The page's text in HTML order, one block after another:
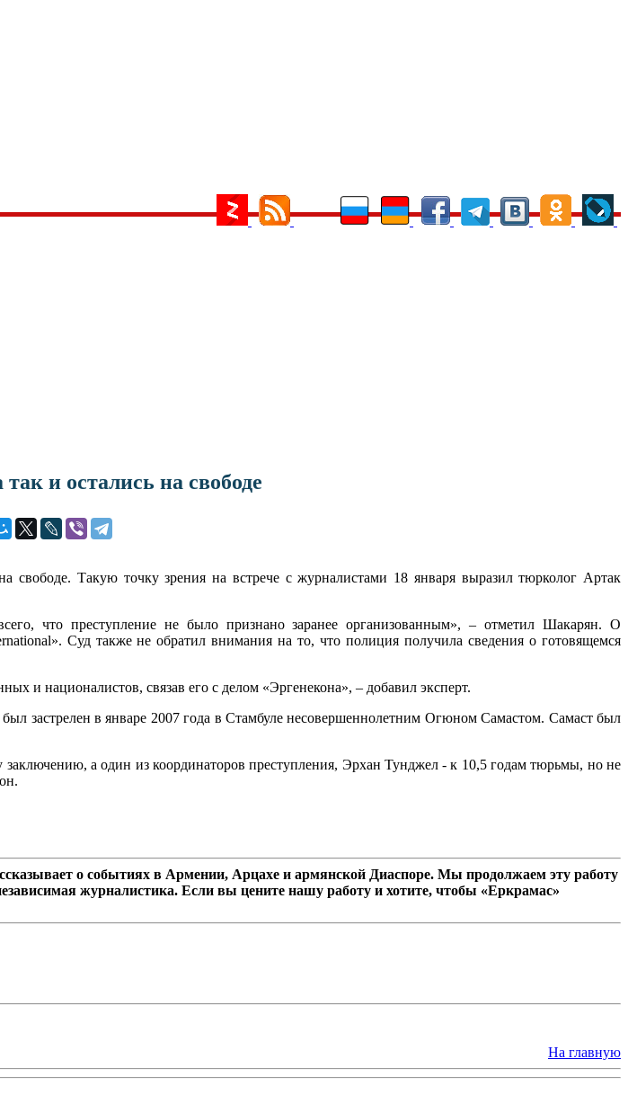
и остались на свободе
свободе. Такую точку зрения на встрече с журналистами 18 января выразил тюрколог Артак
что преступление не было признано заранее организованным», – отметил Шакарян. О
Суд также не обратил внимания на то, что полиция получила сведения о готовящемся
и националистов, связав его с делом «Эргенекона», – добавил эксперт.
застрелен в январе 2007 года в Стамбуле несовершеннолетним Огюном Самастом. Самаст был
а один из координаторов преступления, Эрхан Тунджел - к 10,5 годам тюрьмы, но не
о событиях в Армении, Арцахе и армянской Диаспоре. Мы продолжаем эту работу
журналистика. Если вы цените нашу работу и хотите, чтобы «Еркрамас»
На главную